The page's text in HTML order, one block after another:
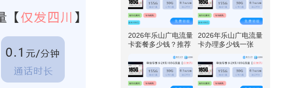
2026年乐山广电流量
卡套餐多少钱？推荐
G流量
2026年乐山广电流量
卡办理多少钱一张
29元192G流量